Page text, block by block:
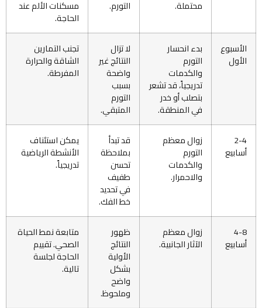
محتملة. التورم. مسكنات الألم عند
الحاجة.
الأسبوع
الأول
بدء انحسار
التورم
والكدمات
تدريجياً، قد تشعر
بتصلب أو خدر
في المنطقة.
لا تزال
النتائج غير
واضحة
بسبب
التورم
المتبقي.
تجنب التمارين
الشاقة والحرارة
المفرطة.
2-4
أسابيع
زوال معظم
التورم
والكدمات
والاحمرار.
قد تبدأ
بملاحظة
تحسن
طفيف
في تحديد
خط الفك.
يمكن استئناف
الأنشطة الرياضية
تدريجياً.
4-8
أسابيع
زوال معظم
الآثار الجانبية.
ظهور
النتائج
الأولية
بشكل
واضح
وملحوظ.
متابعة نمط الحياة
الصحي. تقييم
الحاجة لجلسة
تالية.